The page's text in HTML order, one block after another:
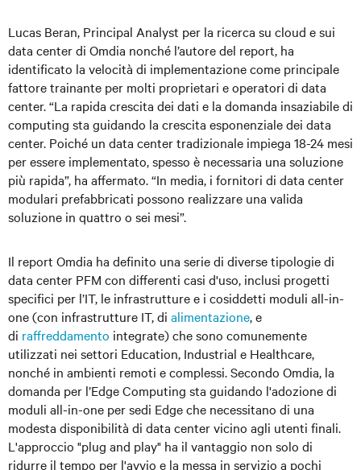
Lucas Beran, Principal Analyst per la ricerca su cloud e sui
data center di Omdia nonché l’autore del report, ha
identificato la velocità di implementazione come principale
fattore trainante per molti proprietari e operatori di data
center. “La rapida crescita dei dati e la domanda insaziabile di
computing sta guidando la crescita esponenziale dei data
center. Poiché un data center tradizionale impiega 18-24 mesi
per essere implementato, spesso è necessaria una soluzione
più rapida”, ha affermato. “In media, i fornitori di data center
modulari prefabbricati possono realizzare una valida
soluzione in quattro o sei mesi”.
Il report Omdia ha definito una serie di diverse tipologie di
data center PFM con differenti casi d'uso, inclusi progetti
specifici per l’IT, le infrastrutture e i cosiddetti moduli all-in-
one (con infrastrutture IT, di alimentazione, e
di raffreddamento integrate) che sono comunemente
utilizzati nei settori Education, Industrial e Healthcare,
nonché in ambienti remoti e complessi. Secondo Omdia, la
domanda per l’Edge Computing sta guidando l'adozione di
moduli all-in-one per sedi Edge che necessitano di una
modesta disponibilità di data center vicino agli utenti finali.
L'approccio "plug and play" ha il vantaggio non solo di
ridurre il tempo per l'avvio e la messa in servizio a pochi